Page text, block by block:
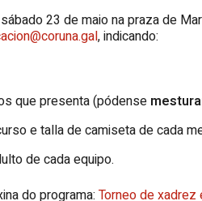
23 de maio na praza de
, indicando:
que presenta (pódense
e talla de camiseta de cada
de cada equipo.
do programa: Torneo de